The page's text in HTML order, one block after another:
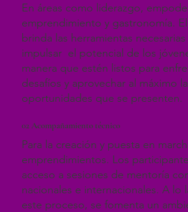
En áreas como liderazgo,
emprendimiento y gastronomía.
brinda las herramientas necesarias
impulsar el potencial de los
manera que estén listos para
desafíos y aprovechar al máximo
oportunidades que se presenten.
02 Acompañamiento técnico
Para la creación y puesta en
emprendimientos. Los
acceso a sesiones de mentoría
nacionales e internacionales. A lo
este proceso, se fomenta un